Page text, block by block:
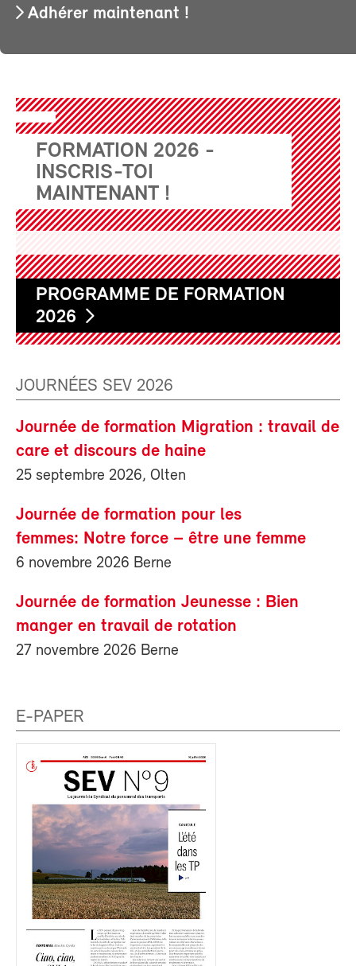
Adhérer maintenant !
FORMATION 2026 -
INSCRIS-TOI
MAINTENANT !
PROGRAMME DE FORMATION
2026
JOURNÉES SEV 2026
Journée de formation Migration : travail de
care et discours de haine
25 septembre 2026, Olten
Journée de formation pour les
femmes: Notre force – être une femme
6 novembre 2026 Berne
Journée de formation Jeunesse : Bien
manger en travail de rotation
27 novembre 2026 Berne
E-PAPER